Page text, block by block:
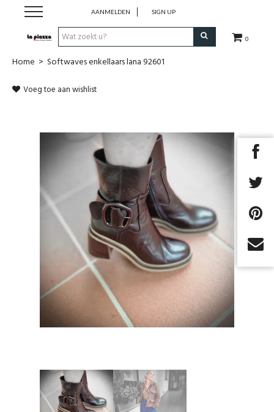
0
AANMELDEN SIGN UP
SALE
Kleding
Cadeaubon
TOPDEALS
Home > Softwaves enkellaars lana 92601
Voeg toe aan wishlist
Next